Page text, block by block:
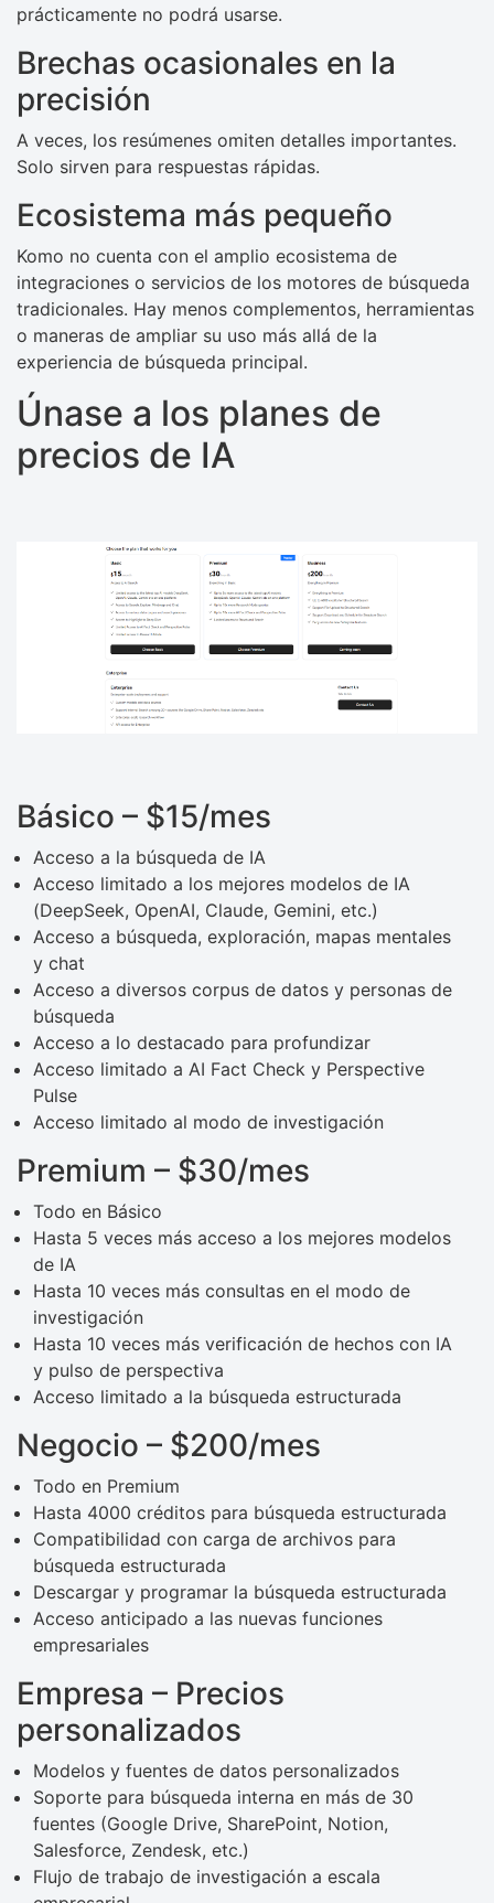
prácticamente no podrá usarse.
Brechas ocasionales en la
precisión
A veces, los resúmenes omiten detalles importantes.
Solo sirven para respuestas rápidas.
Ecosistema más pequeño
Komo no cuenta con el amplio ecosistema de
integraciones o servicios de los motores de búsqueda
tradicionales. Hay menos complementos, herramientas
o maneras de ampliar su uso más allá de la
experiencia de búsqueda principal.
Únase a los planes de
precios de IA
Básico – $15/mes
Acceso a la búsqueda de IA
Acceso limitado a los mejores modelos de IA
(DeepSeek, OpenAI, Claude, Gemini, etc.)
Acceso a búsqueda, exploración, mapas mentales
y chat
Acceso a diversos corpus de datos y personas de
búsqueda
Acceso a lo destacado para profundizar
Acceso limitado a AI Fact Check y Perspective
Pulse
Acceso limitado al modo de investigación
Premium – $30/mes
Todo en Básico
Hasta 5 veces más acceso a los mejores modelos
de IA
Hasta 10 veces más consultas en el modo de
investigación
Hasta 10 veces más verificación de hechos con IA
y pulso de perspectiva
Acceso limitado a la búsqueda estructurada
Negocio – $200/mes
Todo en Premium
Hasta 4000 créditos para búsqueda estructurada
Compatibilidad con carga de archivos para
búsqueda estructurada
Descargar y programar la búsqueda estructurada
Acceso anticipado a las nuevas funciones
empresariales
Empresa – Precios
personalizados
Modelos y fuentes de datos personalizados
Soporte para búsqueda interna en más de 30
fuentes (Google Drive, SharePoint, Notion,
Salesforce, Zendesk, etc.)
Flujo de trabajo de investigación a escala